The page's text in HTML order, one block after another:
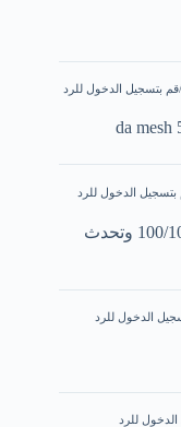
قم بتسجيل الدخول للرد
da mesh
بتسجيل الدخول للرد
ليست خرافه بل صحيحه 100/100 وتحدث
الدخول للرد
للرد